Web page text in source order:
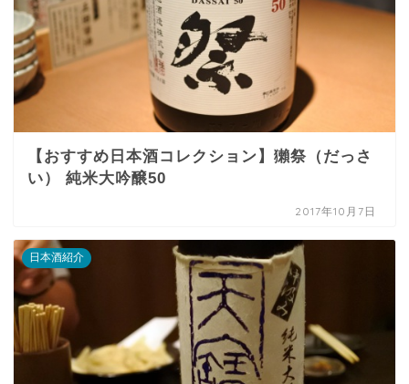
【おすすめ日本酒コレクション】獺祭（だっさ
い） 純米大吟醸50
2017年10月7日
日本酒紹介